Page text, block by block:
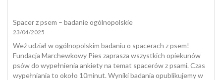
dla
psów
a
naturalny
spacer
Spacer z psem – badanie ogólnopolskie
23/04/2025
Weź udział w ogólnopolskim badaniu o spacerach z psem!
Fundacja Marchewkowy Pies zaprasza wszystkich opiekunów
psów do wypełnienia ankiety na temat spacerów z psami. Czas
wypełniania to około 10minut. Wyniki badania opublikujemy w